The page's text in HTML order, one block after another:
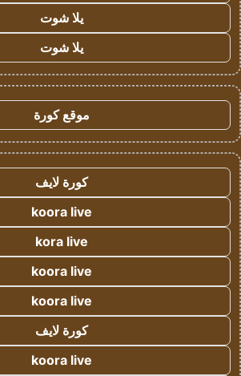
يلا شوت
يلا شوت
موقع كورة
كورة لايف
koora live
kora live
koora live
koora live
كورة لايف
koora live